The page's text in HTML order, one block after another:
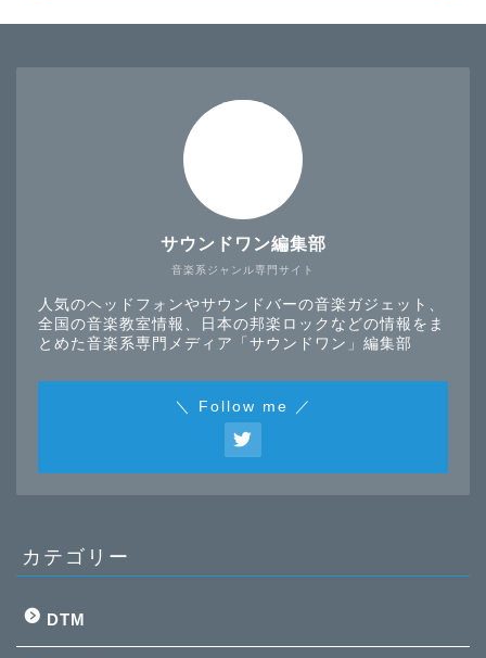
音楽系ジャンル専門サイト
サウンドワン編集部
人気のヘッドフォンやサウンドバーの音楽ガジェット、
全国の音楽教室情報、日本の邦楽ロックなどの情報をま
とめた音楽系専門メディア「サウンドワン」編集部
＼ Follow me ／
カテゴリー
DTM